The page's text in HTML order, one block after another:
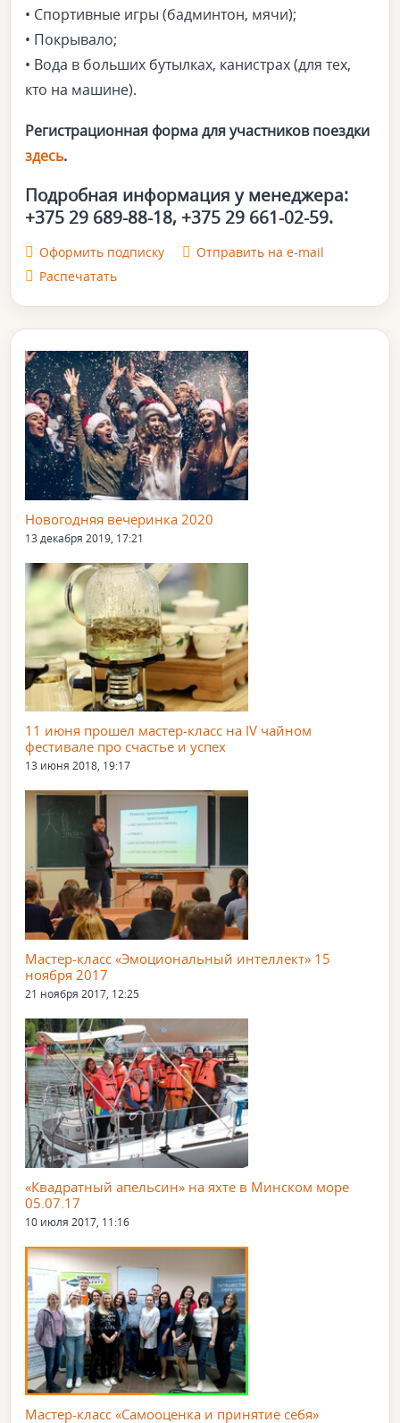
• Спортивные игры (бадминтон, мячи);
• Покрывало;
• Вода в больших бутылках, канистрах (для тех,
кто на машине).
Регистрационная форма для участников поездки
здесь.
Подробная информация у менеджера:
+375 29 689-88-18, +375 29 661-02-59.
Оформить подписку
Отправить на e-mail
Распечатать
Новогодняя вечеринка 2020
13 декабря 2019, 17:21
11 июня прошел мастер-класс на IV чайном
фестивале про счастье и успех
13 июня 2018, 19:17
Мастер-класс «Эмоциональный интеллект» 15
ноября 2017
21 ноября 2017, 12:25
«Квадратный апельсин» на яхте в Минском море
05.07.17
10 июля 2017, 11:16
Мастер-класс «Самооценка и принятие себя»